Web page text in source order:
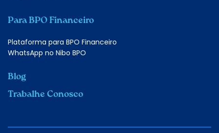
Para BPO Financeiro
Plataforma para BPO Financeiro
WhatsApp no Nibo BPO
Blog
Trabalhe Conosco